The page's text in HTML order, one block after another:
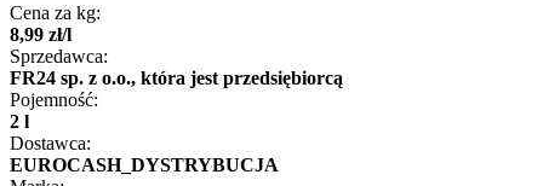
Cena za kg:
8,99 zł/l
Sprzedawca:
FR24 sp. z o.o., która jest przedsiębiorcą
Pojemność:
2 l
Dostawca:
EUROCASH_DYSTRYBUCJA